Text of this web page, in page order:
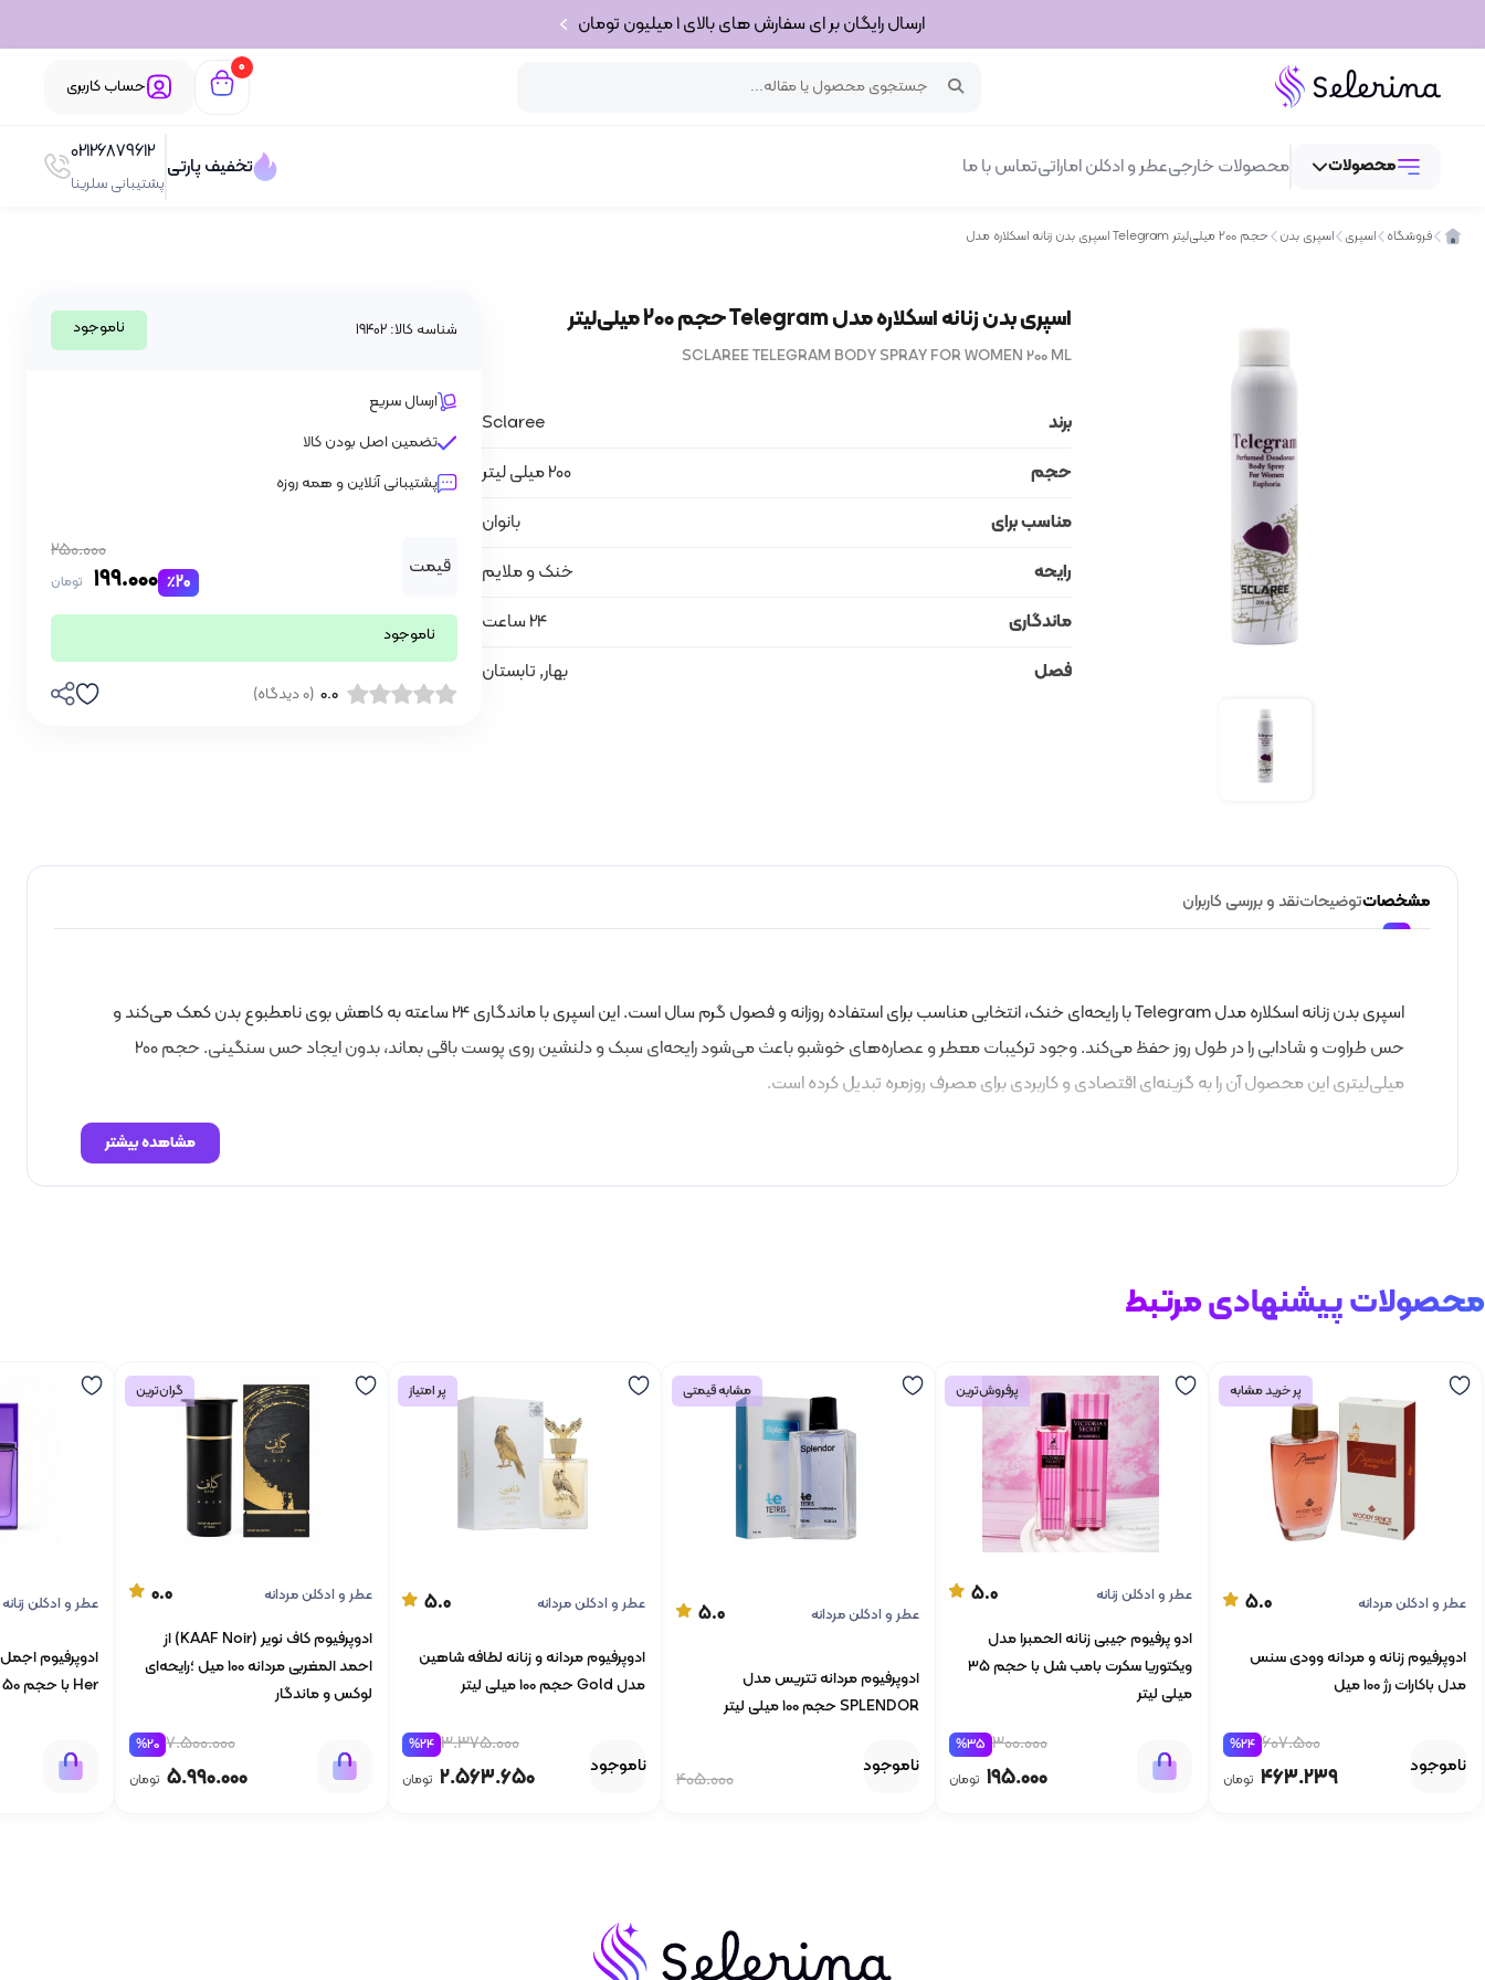
ارسال رایگان بر ای سفارش های بالای 1 میلیون تومان
0
حساب کاربری
محصولات محصولات خارجیعطر و ادکلن اماراتیتماس با ما تخفیف پارتی
02126879612
پشتیبانی سلرینا
فروشگاه اسپری اسپری بدن اسپری بدن زنانه اسکلاره مدل Telegram حجم 200 میلی‌لیتر
اسپری بدن زنانه اسکلاره مدل Telegram حجم 200 میلی‌لیتر
SCLAREE TELEGRAM BODY SPRAY FOR WOMEN 200 ML
برند
Sclaree
حجم
200 میلی لیتر
مناسب برای
بانوان
رایحه
خنک و ملایم
ماندگاری
24 ساعت
فصل
بهار, تابستان
شناسه کالا: 19402 ناموجود
ارسال سریع
تضمین اصل بودن کالا
پشتیبانی آنلاین و همه روزه
قیمت
250.000
199.000 تومان ٪20
ناموجود
0.0 (0 دیدگاه)
مشخصاتتوضیحاتنقد و بررسی کاربران
اسپری بدن زنانه اسکلاره مدل Telegram با رایحه‌ای خنک، انتخابی مناسب برای استفاده روزانه و فصول گرم سال است. این اسپری با ماندگاری 24 ساعته به کاهش بوی نامطبوع بدن کمک می‌کند و
حس طراوت و شادابی را در طول روز حفظ می‌کند. وجود ترکیبات معطر و عصاره‌های خوشبو باعث می‌شود رایحه‌ای سبک و دلنشین روی پوست باقی بماند، بدون ایجاد حس سنگینی. حجم 200
میلی‌لیتری این محصول آن را به گزینه‌ای اقتصادی و کاربردی برای مصرف روزمره تبدیل کرده است.
مشاهده بیشتر
محصولات پیشنهادی مرتبط
پر خرید مشابه
عطر و ادکلن مردانه 5.0
ادوپرفیوم زنانه و مردانه وودی سنس
مدل باکارات رژ 100 میل
607.500
%24
463.239 تومان
ناموجود
پرفروش‌ترین
عطر و ادکلن زنانه 5.0
ادو پرفیوم جیبی زنانه الحمبرا مدل
ویکتوریا سکرت بامب شل با حجم 35
میلی لیتر
300.000
%35
195.000 تومان
مشابه قیمتی
عطر و ادکلن مردانه 5.0
ادوپرفیوم مردانه تتریس مدل
SPLENDOR حجم 100 میلی لیتر
405.000
ناموجود
پر امتیاز
عطر و ادکلن مردانه 5.0
ادوپرفیوم مردانه و زنانه لطافه شاهین
مدل Gold حجم 100 میلی لیتر
3.375.000
%24
2.563.650 تومان
ناموجود
گران‌ترین
عطر و ادکلن مردانه 0.0
ادوپرفیوم کاف نویر (KAAF Noir) از
احمد المغربی مردانه 100 میل ؛رایحه‌ای
لوکس و ماندگار
7.500.000
%20
5.990.000 تومان
عطر و ادکلن زنانه
Her با حجم 50 میلی لیتر